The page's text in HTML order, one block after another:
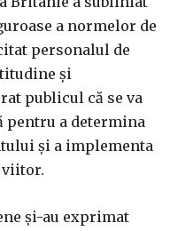
a normelor de
personalul de
și
publicul că se va
pentru a determina
și a implementa
și-au exprimat